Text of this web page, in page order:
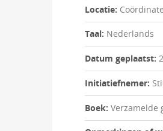
Locatie:
Taal: Nederlands
Datum geplaatst:
Initiatiefnemer:
Boek: Verzamelde